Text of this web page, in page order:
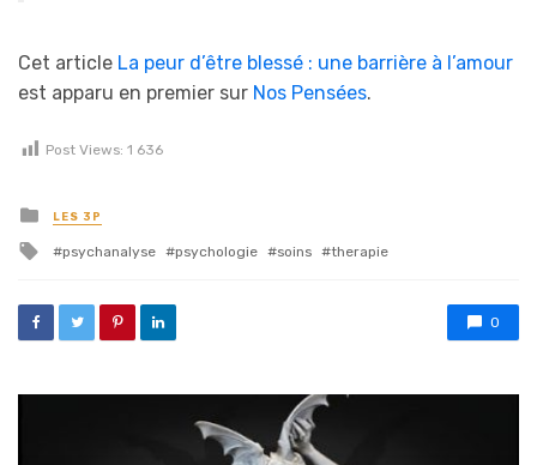
Cet article La peur d’être blessé : une barrière à l’amour
est apparu en premier sur Nos Pensées.
Post Views: 1 636
Posted in
LES 3P
Tagged with
psychanalyse psychologie soins therapie
0